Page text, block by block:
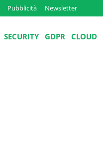
Pubblicità Newsletter
SECURITY GDPR CLOUD